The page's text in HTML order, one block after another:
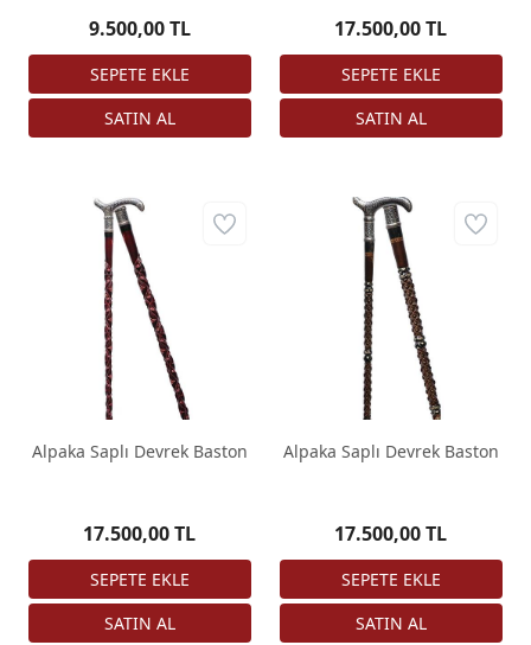
9.500,00 TL 17.500,00 TL
Alpaka Saplı Devrek Baston
17.500,00 TL
Alpaka Saplı Devrek Baston
17.500,00 TL